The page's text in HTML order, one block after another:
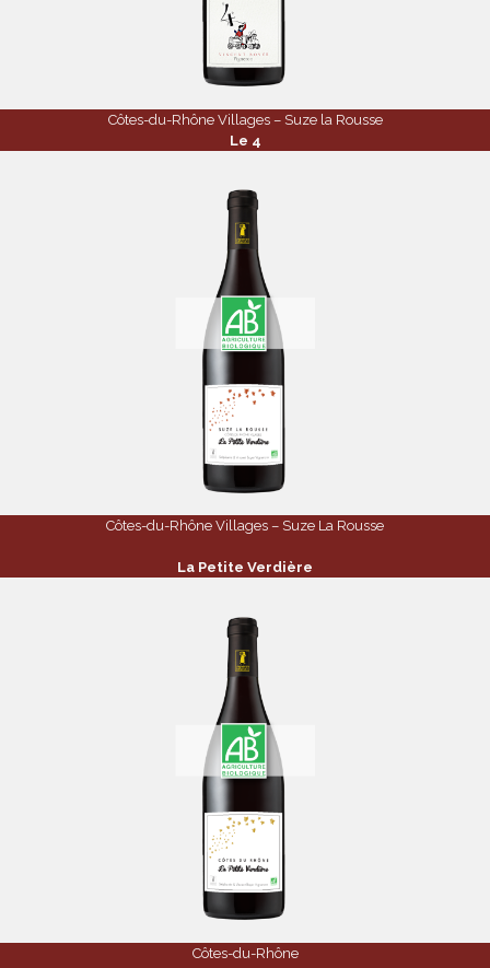
Côtes-du-Rhône Villages – Suze la Rousse
Le 4
Côtes-du-Rhône Villages – Suze La Rousse
La Petite Verdière
Côtes-du-Rhône